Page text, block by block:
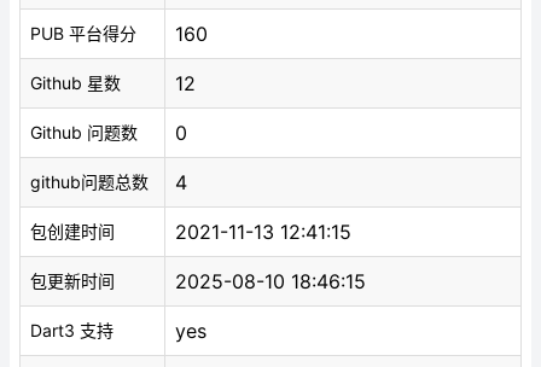
PUB 平台得分 160
Github 星数 12
Github 问题数 0
github问题总数 4
包创建时间 2021-11-13 12:41:15
包更新时间 2025-08-10 18:46:15
Dart3 支持 yes